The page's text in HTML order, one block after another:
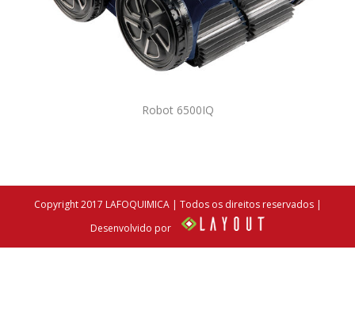
Robot 6500IQ
Copyright 2017 LAFOQUIMICA | Todos os direitos reservados |
Desenvolvido por